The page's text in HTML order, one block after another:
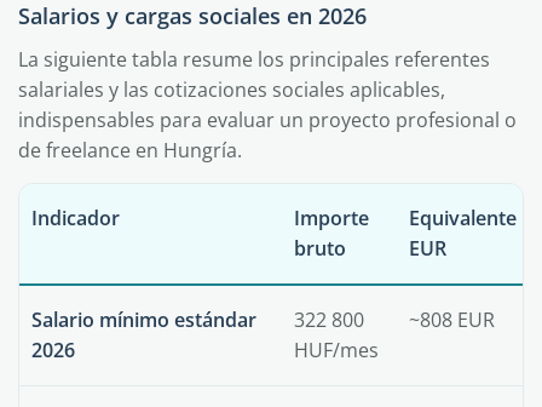
Salarios y cargas sociales en 2026
La siguiente tabla resume los principales referentes
salariales y las cotizaciones sociales aplicables,
indispensables para evaluar un proyecto profesional o
de freelance en Hungría.
Indicador
Importe
bruto
Equivalente
EUR
Salario mínimo estándar
2026
322 800
HUF/mes
~808 EUR